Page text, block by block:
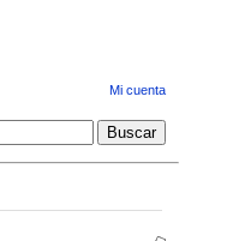
Mi cuenta